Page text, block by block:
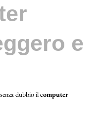
e
dubbio ilcomputer